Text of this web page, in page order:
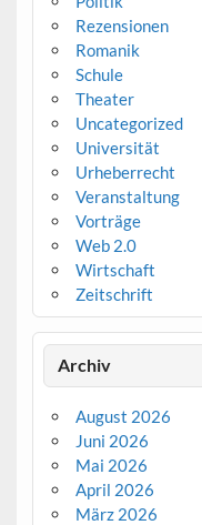
Rezensionen
Romanik
Schule
Theater
Uncategorized
Universität
Urheberrecht
Veranstaltung
Vorträge
Web 2.0
Wirtschaft
Zeitschrift
Archiv
August 2026
Juni 2026
Mai 2026
April 2026
März 2026